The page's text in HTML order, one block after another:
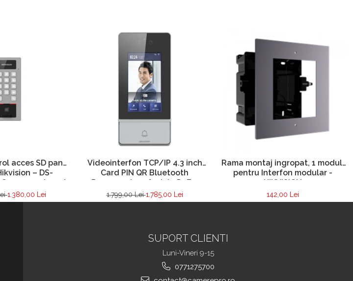
acces SD pana
– DS-
- amprenta + pin
1.380,00 Lei
Videointerfon TCP/IP 4.3 inch
Card PIN QR Bluetooth
Recunoastere faciala PoE –
HIKVISION DS-KV9503-WBE1
1.799,00 Lei1.785,00 Lei
Rama montaj ingropat, 1 modul,
pentru Interfon modular -
HIKVISION
142,00 Lei
SUPORT CLIENTI
Luni-Vineri 9-15
0771275700